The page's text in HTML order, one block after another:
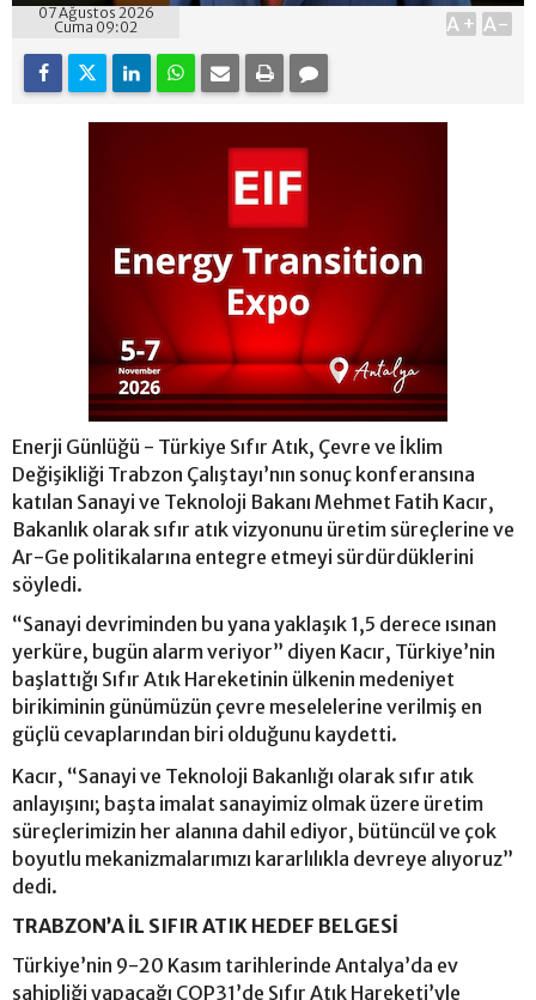
07 Ağustos 2026
Cuma 09:02
A+ A-
Enerji Günlüğü - Türkiye Sıfır Atık, Çevre ve İklim
Değişikliği Trabzon Çalıştayı’nın sonuç konferansına
katılan Sanayi ve Teknoloji Bakanı Mehmet Fatih Kacır,
Bakanlık olarak sıfır atık vizyonunu üretim süreçlerine ve
Ar-Ge politikalarına entegre etmeyi sürdürdüklerini
söyledi.
“Sanayi devriminden bu yana yaklaşık 1,5 derece ısınan
yerküre, bugün alarm veriyor” diyen Kacır, Türkiye’nin
başlattığı Sıfır Atık Hareketinin ülkenin medeniyet
birikiminin günümüzün çevre meselelerine verilmiş en
güçlü cevaplarından biri olduğunu kaydetti.
Kacır, “Sanayi ve Teknoloji Bakanlığı olarak sıfır atık
anlayışını; başta imalat sanayimiz olmak üzere üretim
süreçlerimizin her alanına dahil ediyor, bütüncül ve çok
boyutlu mekanizmalarımızı kararlılıkla devreye alıyoruz”
dedi.
TRABZON’A İL SIFIR ATIK HEDEF BELGESİ
Türkiye’nin 9-20 Kasım tarihlerinde Antalya’da ev
sahipliği yapacağı COP31’de Sıfır Atık Hareketi’yle